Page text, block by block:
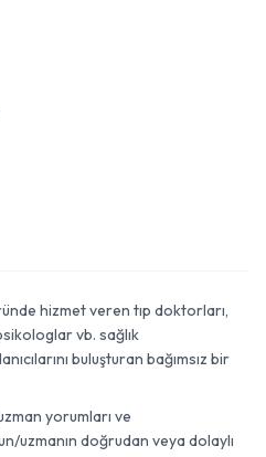
hizmet veren tıp doktorları,
vb. sağlık
buluşturan bağımsız bir
yorumları ve
uzmanın doğrudan veya dolaylı